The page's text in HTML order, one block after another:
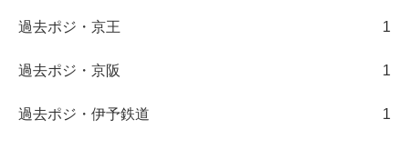
過去ポジ・京王 1
過去ポジ・京阪 1
過去ポジ・伊予鉄道 1